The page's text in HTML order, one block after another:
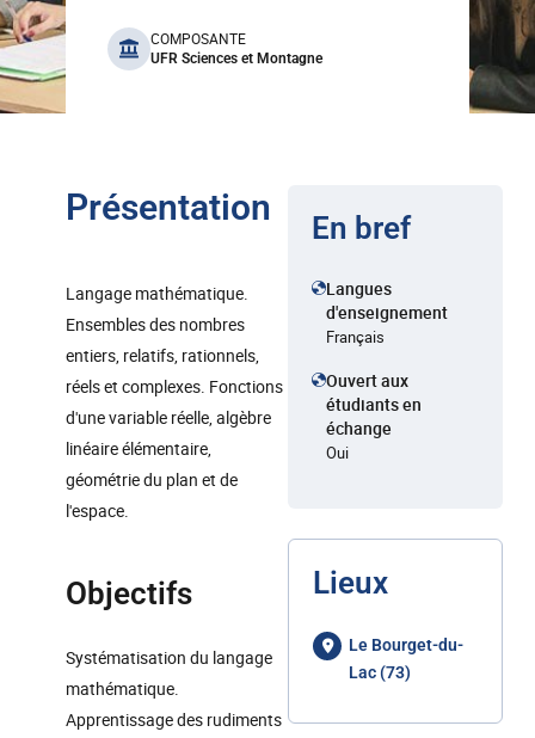
benefits
COMPOSANTE
UFR Sciences et Montagne
Présentation
Langage mathématique.
Ensembles des nombres
entiers, relatifs, rationnels,
réels et complexes. Fonctions
d'une variable réelle, algèbre
linéaire élémentaire,
géométrie du plan et de
l'espace.
Objectifs
Systématisation du langage
mathématique.
Apprentissage des rudiments
En bref
Langues
d'enseignement
Français
Ouvert aux
étudiants en
échange
Oui
Lieux
Le Bourget-du-
Lac (73)